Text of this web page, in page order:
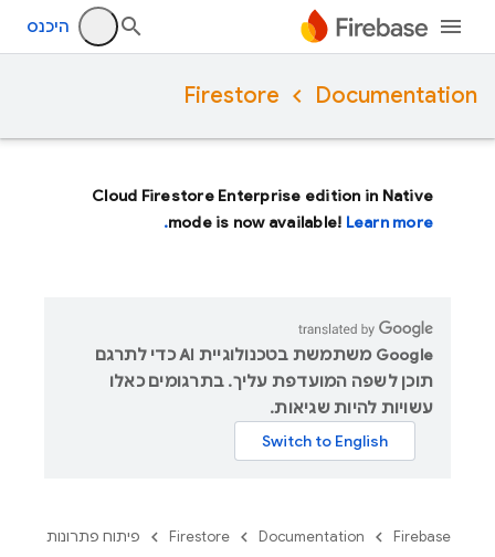
היכנס
Documentation
Firestore
Cloud Firestore Enterprise edition in Native
mode is now available! Learn more.
‫Google משתמשת בטכנולוגיית AI כדי לתרגם
תוכן לשפה המועדפת עליך. בתרגומים כאלו
עשויות להיות שגיאות.
Firebase
Documentation
Firestore פיתוח פתרונות